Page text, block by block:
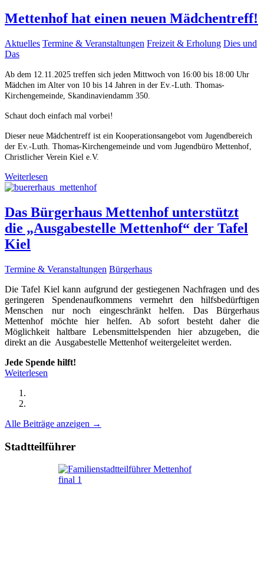
Mettenhof hat einen neuen Mädchentreff!
Aktuelles Termine & Veranstaltungen Freizeit & Erholung Dies und
Das
Ab dem 12.11.2025 treffen sich jeden Mittwoch von 16:00 bis 18:00 Uhr
Mädchen im Alter von 10 bis 14 Jahren in der Ev.-Luth. Thomas-
Kirchengemeinde, Skandinaviendamm 350.
Schaut doch einfach mal vorbei!
Dieser neue Mädchentreff ist ein Kooperationsangebot vom Jugendbereich
der Ev.-Luth. Thomas-Kirchengemeinde und vom Jugendbüro Mettenhof,
Christlicher Verein Kiel e.V.
Weiterlesen
Das Bürgerhaus Mettenhof unterstützt
die „Ausgabestelle Mettenhof“ der Tafel
Kiel
Termine & Veranstaltungen Bürgerhaus
Die Tafel Kiel kann aufgrund der gestiegenen Nachfragen und des
geringeren Spendenaufkommens vermehrt den hilfsbedürftigen
Menschen nur noch eingeschränkt helfen. Das Bürgerhaus
Mettenhof möchte hier helfen. Ab sofort besteht daher die
Möglichkeit haltbare Lebensmittelspenden hier abzugeben, die
direkt an die Ausgabestelle Mettenhof weitergeleitet werden.
Jede Spende hilft!
Weiterlesen
Alle Beiträge anzeigen →
Stadtteilführer